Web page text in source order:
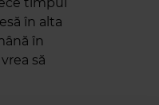
în alta
în
să